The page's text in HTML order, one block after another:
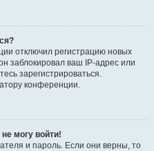
отключил регистрацию новых
заблокировал ваш IP-адрес или
зарегистрироваться.
конференции.
могу войти!
и пароль. Если они верны, то